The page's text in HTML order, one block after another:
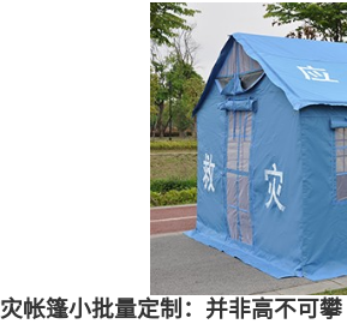
帐篷小批量定制：并非高不可攀